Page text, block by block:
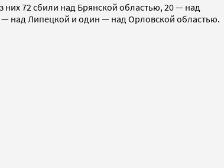
72 сбили над Брянской областью, 20 — над
над Липецкой и один — над Орловской областью.